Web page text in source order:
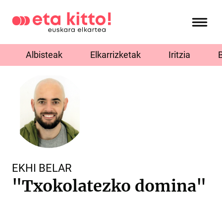
Albisteak Elkarrizketak Iritzia
EKHI BELAR
"Txokolatezko domina"